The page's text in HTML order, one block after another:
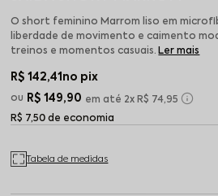
O short feminino Marrom liso em
liberdade de movimento e caimento
treinos e momentos casuais. Ler mais
R$ 142,41 no pix
R$ 149,90
2x R$ 74,95
R$ 7,50 de economia
Tabela de medidas